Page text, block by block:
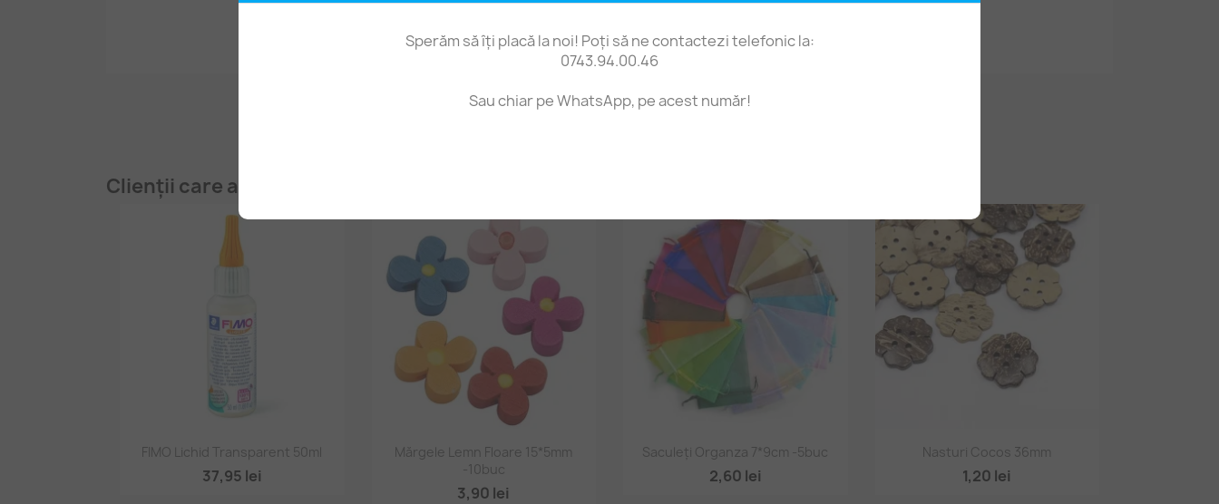
Sperăm să îți placă la noi! Poți să ne contactezi telefonic la:
0743.94.00.46
Sau chiar pe WhatsApp, pe acest număr!
Clienții care au cumpărat acest produs au mai cumpărat și:
 Vizualizare rapidă
FIMO Lichid Transparent 50ml
37,95 lei
Vizualizare rapidă
Mărgele Lemn Floare 15*5mm
-10buc
3,90 lei
Vizualizare rapidă
Saculeți Organza 7*9cm -5buc
2,60 lei
 Vizualizare rapidă
Nasturi Cocos 36mm
1,20 lei